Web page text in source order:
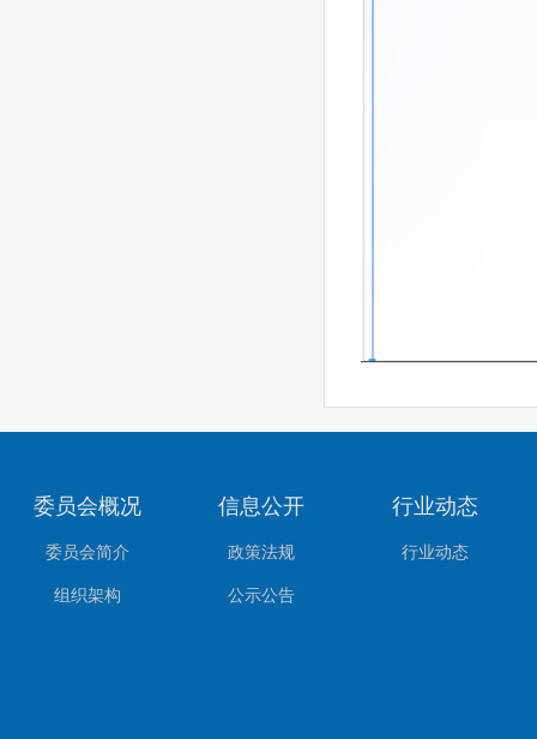
委员会概况
委员会简介
组织架构
信息公开
政策法规
公示公告
行业动态
行业动态